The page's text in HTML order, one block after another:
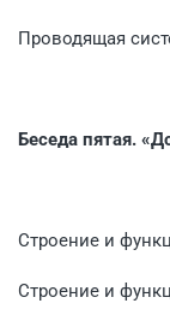
Проводящая
Беседа пятая.
Строение и
Строение и